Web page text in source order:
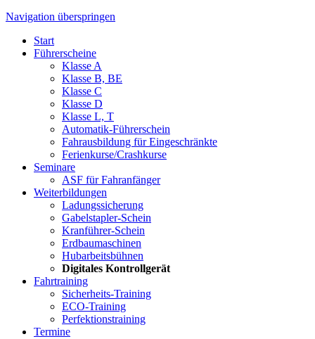
Navigation überspringen
Start
Führerscheine
Klasse A
Klasse B, BE
Klasse C
Klasse D
Klasse L, T
Automatik-Führerschein
Fahrausbildung für Eingeschränkte
Ferienkurse/Crashkurse
Seminare
ASF für Fahranfänger
Weiterbildungen
Ladungssicherung
Gabelstapler-Schein
Kranführer-Schein
Erdbaumaschinen
Hubarbeitsbühnen
Digitales Kontrollgerät
Fahrtraining
Sicherheits-Training
ECO-Training
Perfektionstraining
Termine